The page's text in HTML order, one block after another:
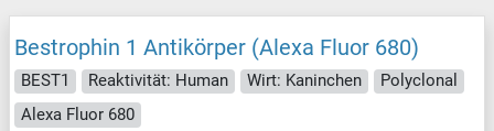
Bestrophin 1 Antikörper (Alexa Fluor 680)
BEST1 Reaktivität: Human Wirt: Kaninchen
Polyclonal
Alexa Fluor 680